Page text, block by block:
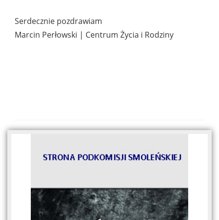
Serdecznie pozdrawiam
Marcin Perłowski | Centrum Życia i Rodziny